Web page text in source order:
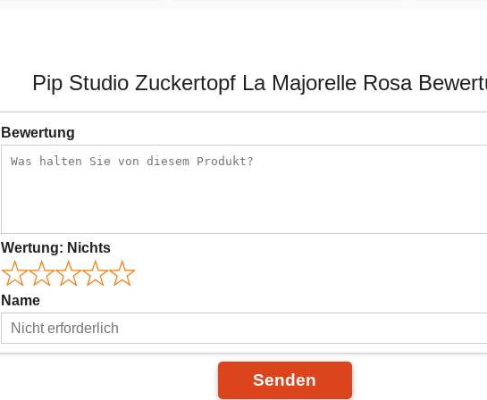
Pip Studio Zuckertopf La Majorelle Rosa
Bewertung
Wertung: Nichts
Name
Senden